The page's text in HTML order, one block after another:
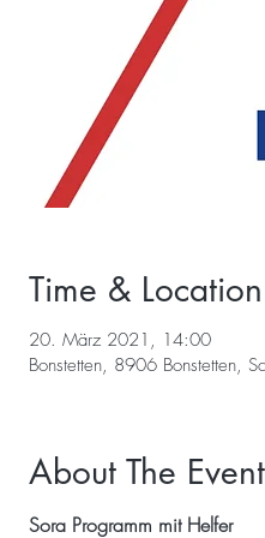
Time & Location
20. März 2021, 14:00
Bonstetten, 8906 Bonstetten,
About The Event
Sora Programm mit Helfer